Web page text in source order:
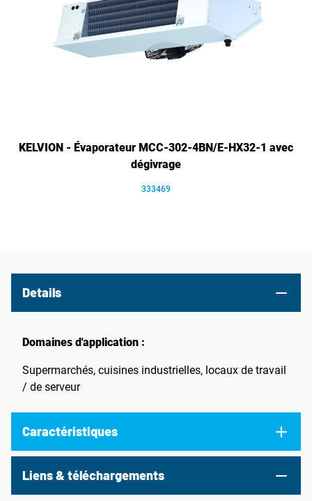
KELVION - Évaporateur MCC-302-4BN/E-HX32-1 avec
dégivrage
333469
Details
Domaines d'application :
Supermarchés, cuisines industrielles, locaux de travail
/ de serveur
Caractéristiques
Liens & téléchargements